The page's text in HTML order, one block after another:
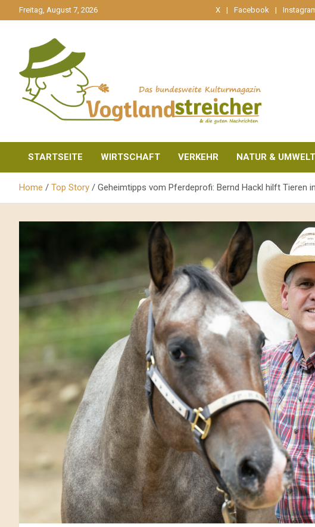
zum
Freitag, August 7, 2026 X Facebook
Vogtlandstreicher
STARTSEITE WIRTSCHAFT VERKEHR NATUR & UMWELT
Home Top Story Geheimtipps vom Pferdeprofi: Bernd Hackl hilft Tieren